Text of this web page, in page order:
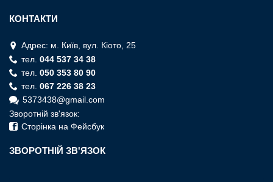
КОНТАКТИ
Адрес: м. Київ, вул. Кiото, 25
тел. 044 537 34 38
тел. 050 353 80 90
тел. 067 226 38 23
5373438@gmail.com
Зворотній зв'язок:
Сторінка на Фейсбук
ЗВОРОТНIЙ ЗВ'ЯЗОК